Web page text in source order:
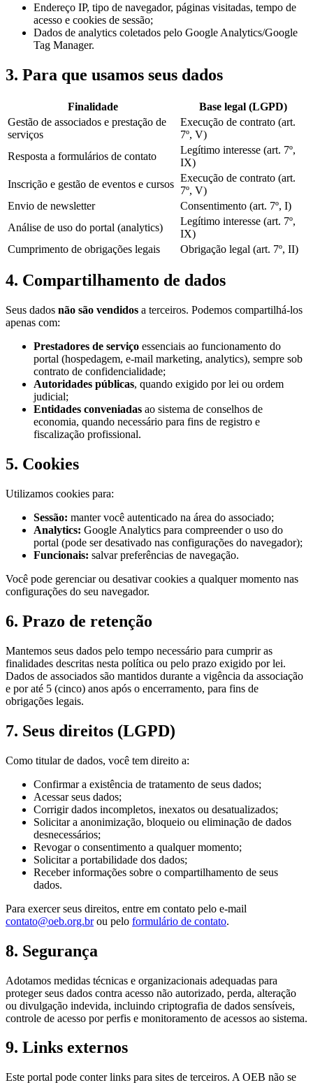
Endereço IP, tipo de navegador, páginas visitadas, tempo de
acesso e cookies de sessão;
Dados de analytics coletados pelo Google Analytics/Google
Tag Manager.
3. Para que usamos seus dados
Finalidade
Base legal (LGPD)
Gestão de associados e prestação de
serviços
Execução de contrato (art.
7º, V)
Resposta a formulários de contato
Legítimo interesse (art. 7º,
IX)
Inscrição e gestão de eventos e cursos
Execução de contrato (art.
7º, V)
Envio de newsletter
Consentimento (art. 7º, I)
Análise de uso do portal (analytics)
Legítimo interesse (art. 7º,
IX)
Cumprimento de obrigações legais
Obrigação legal (art. 7º, II)
4. Compartilhamento de dados
Seus dados não são vendidos a terceiros. Podemos compartilhá-los
apenas com:
Prestadores de serviço essenciais ao funcionamento do
portal (hospedagem, e-mail marketing, analytics), sempre sob
contrato de confidencialidade;
Autoridades públicas, quando exigido por lei ou ordem
judicial;
Entidades conveniadas ao sistema de conselhos de
economia, quando necessário para fins de registro e
fiscalização profissional.
5. Cookies
Utilizamos cookies para:
Sessão: manter você autenticado na área do associado;
Analytics: Google Analytics para compreender o uso do
portal (pode ser desativado nas configurações do navegador);
Funcionais: salvar preferências de navegação.
Você pode gerenciar ou desativar cookies a qualquer momento nas
configurações do seu navegador.
6. Prazo de retenção
Mantemos seus dados pelo tempo necessário para cumprir as
finalidades descritas nesta política ou pelo prazo exigido por lei.
Dados de associados são mantidos durante a vigência da associação
e por até 5 (cinco) anos após o encerramento, para fins de
obrigações legais.
7. Seus direitos (LGPD)
Como titular de dados, você tem direito a:
Confirmar a existência de tratamento de seus dados;
Acessar seus dados;
Corrigir dados incompletos, inexatos ou desatualizados;
Solicitar a anonimização, bloqueio ou eliminação de dados
desnecessários;
Revogar o consentimento a qualquer momento;
Solicitar a portabilidade dos dados;
Receber informações sobre o compartilhamento de seus
dados.
Para exercer seus direitos, entre em contato pelo e-mail
contato@oeb.org.brou pelo formulário de contato.
8. Segurança
Adotamos medidas técnicas e organizacionais adequadas para
proteger seus dados contra acesso não autorizado, perda, alteração
ou divulgação indevida, incluindo criptografia de dados sensíveis,
controle de acesso por perfis e monitoramento de acessos ao sistema.
9. Links externos
Este portal pode conter links para sites de terceiros. A OEB não se